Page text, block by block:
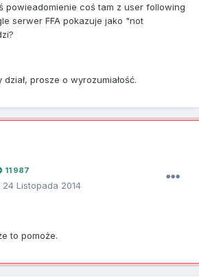
powieadomienie coś tam z user following
serwer FFA pokazuje jako "not
prosze o wyrozumiałość.
11 987
24 Listopada 2014
to pomoże.